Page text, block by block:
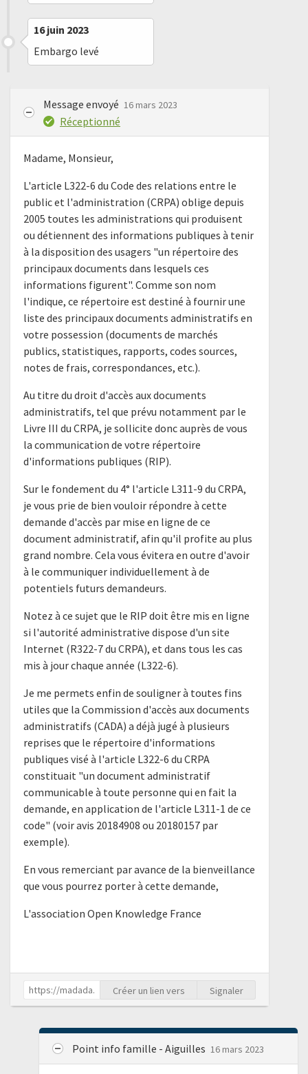
16 juin 2023
Embargo levé
Message envoyé 16 mars 2023
Réceptionné
Madame, Monsieur,
L'article L322-6 du Code des relations entre le
public et l'administration (CRPA) oblige depuis
2005 toutes les administrations qui produisent
ou détiennent des informations publiques à tenir
à la disposition des usagers "un répertoire des
principaux documents dans lesquels ces
informations figurent". Comme son nom
l'indique, ce répertoire est destiné à fournir une
liste des principaux documents administratifs en
votre possession (documents de marchés
publics, statistiques, rapports, codes sources,
notes de frais, correspondances, etc.).
Au titre du droit d'accès aux documents
administratifs, tel que prévu notamment par le
Livre III du CRPA, je sollicite donc auprès de vous
la communication de votre répertoire
d'informations publiques (RIP).
Sur le fondement du 4° l'article L311-9 du CRPA,
je vous prie de bien vouloir répondre à cette
demande d'accès par mise en ligne de ce
document administratif, afin qu'il profite au plus
grand nombre. Cela vous évitera en outre d'avoir
à le communiquer individuellement à de
potentiels futurs demandeurs.
Notez à ce sujet que le RIP doit être mis en ligne
si l'autorité administrative dispose d'un site
Internet (R322-7 du CRPA), et dans tous les cas
mis à jour chaque année (L322-6).
Je me permets enfin de souligner à toutes fins
utiles que la Commission d'accès aux documents
administratifs (CADA) a déjà jugé à plusieurs
reprises que le répertoire d'informations
publiques visé à l'article L322-6 du CRPA
constituait "un document administratif
communicable à toute personne qui en fait la
demande, en application de l'article L311-1 de ce
code" (voir avis 20184908 ou 20180157 par
exemple).
En vous remerciant par avance de la bienveillance
que vous pourrez porter à cette demande,
L'association Open Knowledge France
Créer un lien vers Signaler
Point info famille - Aiguilles 16 mars 2023